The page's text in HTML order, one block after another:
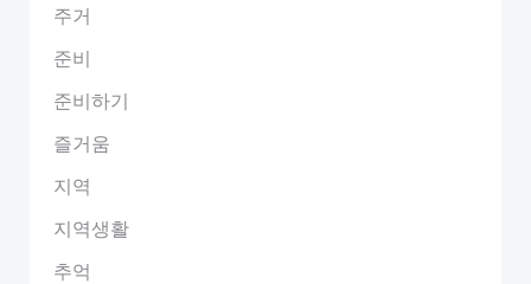
주거
준비
준비하기
즐거움
지역
지역생활
추억